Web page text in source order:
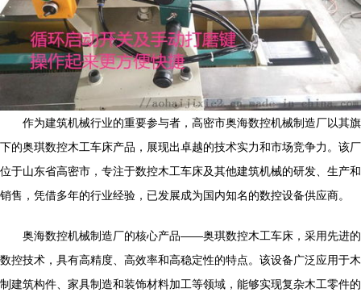
作为建筑机械行业的重要参与者，高密市奥海数控机械制造厂以其旗
下的奥琪数控木工车床产品，展现出卓越的技术实力和市场竞争力。该厂
位于山东省高密市，专注于数控木工车床及其他建筑机械的研发、生产和
销售，凭借多年的行业经验，已发展成为国内知名的数控设备供应商。
奥海数控机械制造厂的核心产品——奥琪数控木工车床，采用先进的
数控技术，具有高精度、高效率和高稳定性的特点。该设备广泛应用于木
制建筑构件、家具制造和装饰材料加工等领域，能够实现复杂木工零件的